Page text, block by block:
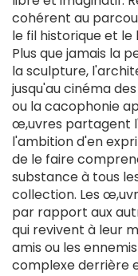
cohérent au
le fil historique et le
Plus que jamais la
la sculpture,
jusqu'au cinéma
ou la cacophonie
œ,uvres partagent
l'ambition d'en
de le faire
substance à tous
collection. Les
par rapport aux
qui revivent à leur
amis ou les
complexe derrière